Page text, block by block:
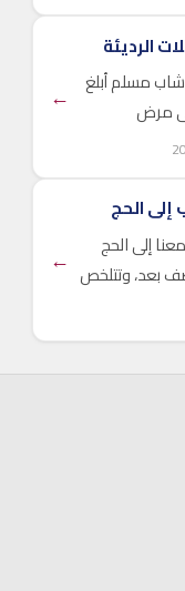
الرديئة
شاب مسلم أبلغ
يسمى مرض
←
إلى الحج
إلى الحج
بعد، وتتلخص ←